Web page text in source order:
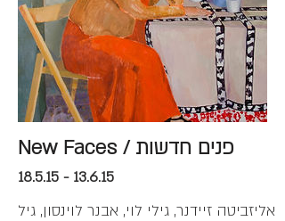
New Faces / פנים חדשות
18.5.15 - 13.6.15
אליזביטה זיידנר, גילי לוי, אבנר לוינסון, גיל